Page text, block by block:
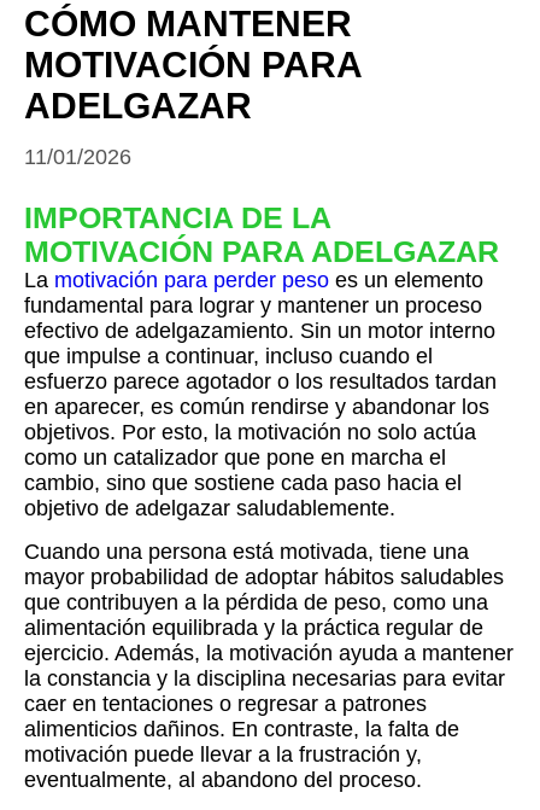
CÓMO MANTENER
MOTIVACIÓN PARA
ADELGAZAR
11/01/2026
IMPORTANCIA DE LA
MOTIVACIÓN PARA ADELGAZAR
La motivación para perder peso es un elemento
fundamental para lograr y mantener un proceso
efectivo de adelgazamiento. Sin un motor interno
que impulse a continuar, incluso cuando el
esfuerzo parece agotador o los resultados tardan
en aparecer, es común rendirse y abandonar los
objetivos. Por esto, la motivación no solo actúa
como un catalizador que pone en marcha el
cambio, sino que sostiene cada paso hacia el
objetivo de adelgazar saludablemente.
Cuando una persona está motivada, tiene una
mayor probabilidad de adoptar hábitos saludables
que contribuyen a la pérdida de peso, como una
alimentación equilibrada y la práctica regular de
ejercicio. Además, la motivación ayuda a mantener
la constancia y la disciplina necesarias para evitar
caer en tentaciones o regresar a patrones
alimenticios dañinos. En contraste, la falta de
motivación puede llevar a la frustración y,
eventualmente, al abandono del proceso.